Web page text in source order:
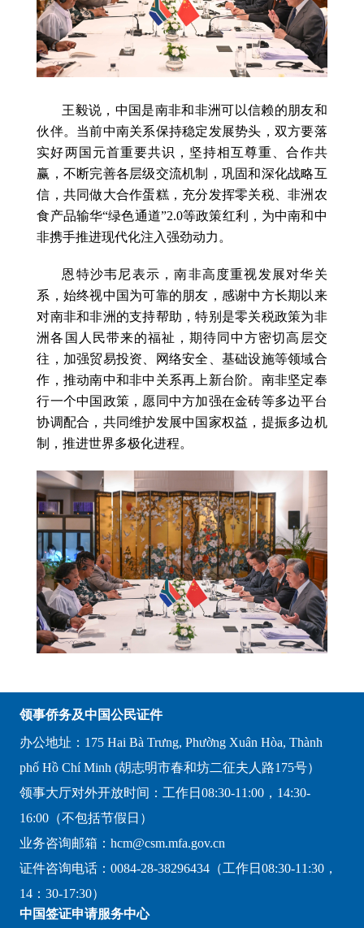
王毅说，中国是南非和非洲可以信赖的朋友和
伙伴。当前中南关系保持稳定发展势头，双方要落
实好两国元首重要共识，坚持相互尊重、合作共
赢，不断完善各层级交流机制，巩固和深化战略互
信，共同做大合作蛋糕，充分发挥零关税、非洲农
食产品输华“绿色通道”2.0等政策红利，为中南和中
非携手推进现代化注入强劲动力。
恩特沙韦尼表示，南非高度重视发展对华关
系，始终视中国为可靠的朋友，感谢中方长期以来
对南非和非洲的支持帮助，特别是零关税政策为非
洲各国人民带来的福祉，期待同中方密切高层交
往，加强贸易投资、网络安全、基础设施等领域合
作，推动南中和非中关系再上新台阶。南非坚定奉
行一个中国政策，愿同中方加强在金砖等多边平台
协调配合，共同维护发展中国家权益，提振多边机
制，推进世界多极化进程。
领事侨务及中国公民证件
办公地址：175 Hai Bà Trưng, Phường Xuân Hòa, Thành
phố Hồ Chí Minh (胡志明市春和坊二征夫人路175号）
领事大厅对外开放时间：工作日08:30-11:00，14:30-
16:00（不包括节假日）
业务咨询邮箱：hcm@csm.mfa.gov.cn
证件咨询电话：0084-28-38296434（工作日08:30-11:30，
14：30-17:30）
中国签证申请服务中心